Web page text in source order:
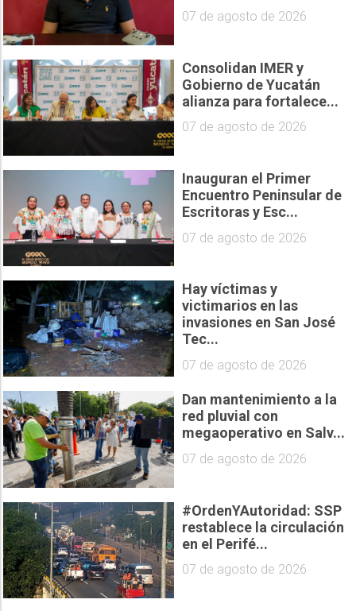
07 de agosto de 2026
Consolidan IMER y
Gobierno de Yucatán
alianza para fortalece...
07 de agosto de 2026
Inauguran el Primer
Encuentro Peninsular de
Escritoras y Esc...
07 de agosto de 2026
Hay víctimas y
victimarios en las
invasiones en San José
Tec...
07 de agosto de 2026
Dan mantenimiento a la
red pluvial con
megaoperativo en Salv...
07 de agosto de 2026
#OrdenYAutoridad: SSP
restablece la circulación
en el Perifé...
07 de agosto de 2026